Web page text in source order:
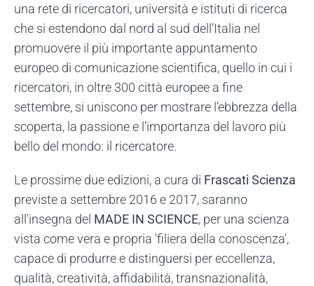
una rete di ricercatori, università e istituti di ricerca
che si estendono dal nord al sud dell’Italia nel
promuovere il più importante appuntamento
europeo di comunicazione scientifica, quello in cui i
ricercatori, in oltre 300 città europee a fine
settembre, si uniscono per mostrare l’ebbrezza della
scoperta, la passione e l’importanza del lavoro più
bello del mondo: il ricercatore.
Le prossime due edizioni, a cura di Frascati Scienza
previste a settembre 2016 e 2017, saranno
all'insegna del MADE IN SCIENCE, per una scienza
vista come vera e propria 'filiera della conoscenza',
capace di produrre e distinguersi per eccellenza,
qualità, creatività, affidabilità, transnazionalità,